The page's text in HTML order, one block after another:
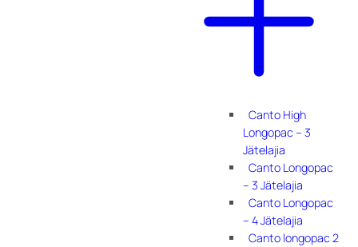
Canto High
Longopac – 3
Jätelajia
Canto Longopac
– 3 Jätelajia
Canto Longopac
– 4 Jätelajia
Canto longopac 2